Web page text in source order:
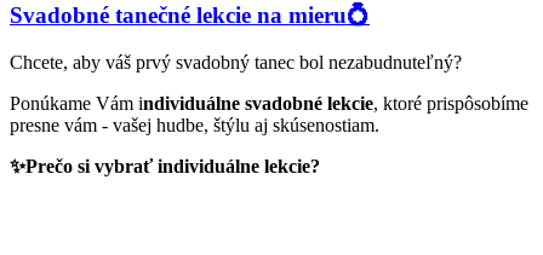
Svadobné tanečné lekcie na mieru💍
Chcete, aby váš prvý svadobný tanec bol nezabudnuteľný?
Ponúkame Vám individuálne svadobné lekcie, ktoré prispôsobíme
presne vám - vašej hudbe, štýlu aj skúsenostiam.
✨Prečo si vybrať individuálne lekcie?